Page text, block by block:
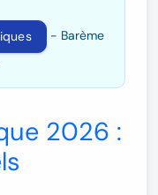
- Barème
2026 :